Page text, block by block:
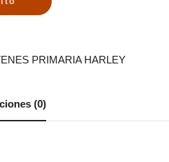
PRIMARIA HARLEY
(0)